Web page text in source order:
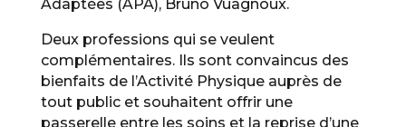
Adaptées (APA), Bruno Vuagnoux.
​Deux professions qui se veulent
complémentaires. Ils sont convaincus des
bienfaits de l’Activité Physique auprès de
tout public et souhaitent offrir une
passerelle entre les soins et la reprise d’une